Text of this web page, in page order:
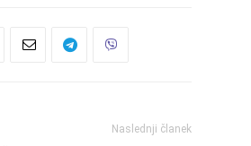
Naslednji članek